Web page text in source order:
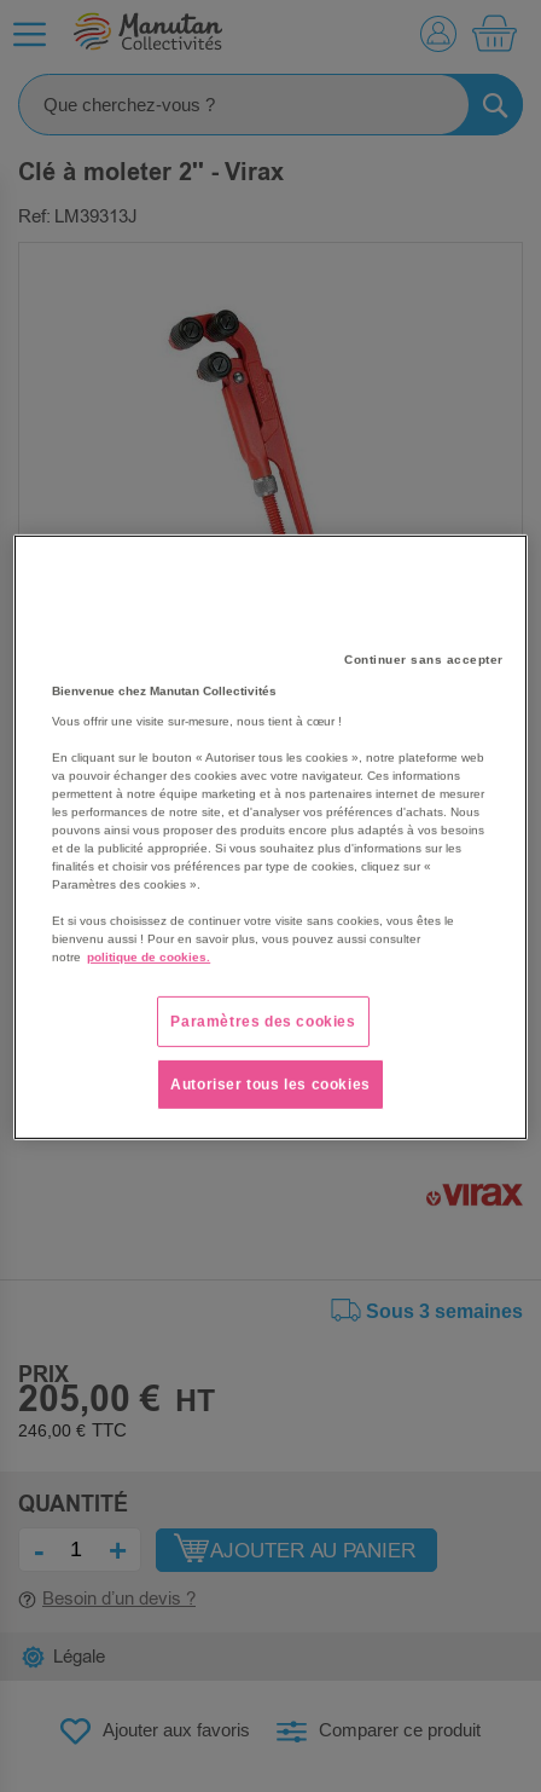
Clé à moleter 2'' - Virax
Ref: LM39313J
SKIP
BEGINNING
Les avantages
Outil de moletage pour tubes et raccords filetés jusqu’à
2’’ pour une meilleure accroche de la filasse.
Le moletage permet de créer des rainures facilitant la
mise en place de la filasse et son maintien lors du
serrage, réduisant ainsi les risques de fuites.
Conservation de l’ouverture grâce à la bague de
Sous 3 semaines
PRIX
205,00 €
246,00 €
QUANTITÉ
- + AJOUTER AU PANIER
Besoin d’un devis ?
Ajouter aux favoris Comparer ce produit
Légale
Continuer sans accepter
Bienvenue chez Manutan Collectivités
Vous offrir une visite sur-mesure, nous tient à cœur !
En cliquant sur le bouton « Autoriser tous les cookies », notre plateforme web
va pouvoir échanger des cookies avec votre navigateur. Ces informations
permettent à notre équipe marketing et à nos partenaires internet de mesurer
les performances de notre site, et d'analyser vos préférences d'achats. Nous
pouvons ainsi vous proposer des produits encore plus adaptés à vos besoins
et de la publicité appropriée. Si vous souhaitez plus d'informations sur les
finalités et choisir vos préférences par type de cookies, cliquez sur «
Paramètres des cookies ».
Et si vous choisissez de continuer votre visite sans cookies, vous êtes le
bienvenu aussi ! Pour en savoir plus, vous pouvez aussi consulter
notre politique de cookies.
Paramètres des cookies
Autoriser tous les cookies